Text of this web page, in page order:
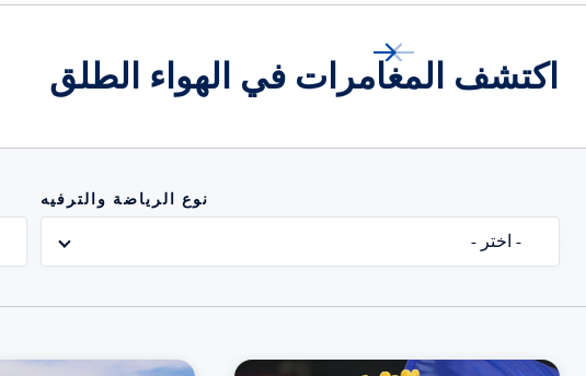
اكتشف المغامرات في الهواء الطلق
نوع الرياضة والترفيه
- اختر -